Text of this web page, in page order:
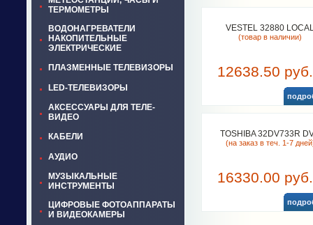
ТЕРМОМЕТРЫ
ВОДОНАГРЕВАТЕЛИ
НАКОПИТЕЛЬНЫЕ
ЭЛЕКТРИЧЕСКИЕ
ПЛАЗМЕННЫЕ ТЕЛЕВИЗОРЫ
LED-ТЕЛЕВИЗОРЫ
АКСЕССУАРЫ ДЛЯ ТЕЛЕ-
ВИДЕО
КАБЕЛИ
АУДИО
МУЗЫКАЛЬНЫЕ
ИНСТРУМЕНТЫ
ЦИФРОВЫЕ ФОТОАППАРАТЫ
И ВИДЕОКАМЕРЫ
VESTEL 32880
(товар в наличии)
12638.50 руб.
TOSHIBA 32DV733R
(на заказ в теч. 1-7
16330.00 руб.